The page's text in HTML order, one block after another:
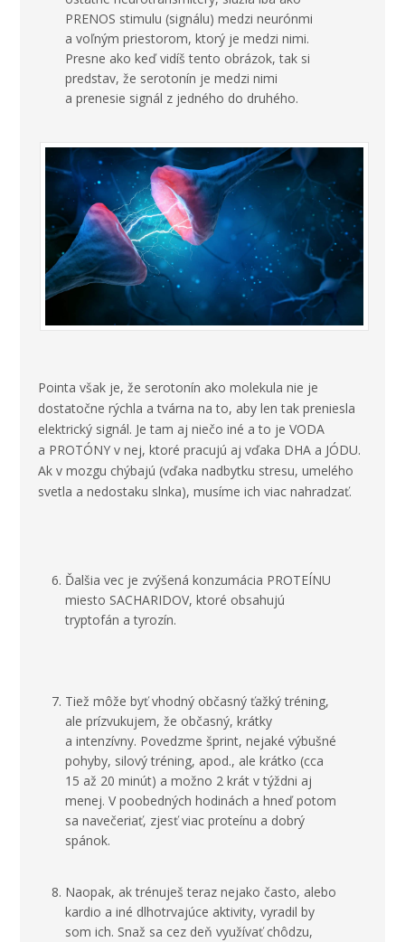
PRENOS stimulu (signálu) medzi neurónmi
a voľným priestorom, ktorý je medzi nimi.
Presne ako keď vidíš tento obrázok, tak si
predstav, že serotonín je medzi nimi
a prenesie signál z jedného do druhého.
Pointa však je, že serotonín ako molekula nie je
dostatočne rýchla a tvárna na to, aby len tak preniesla
elektrický signál. Je tam aj niečo iné a to je VODA
a PROTÓNY v nej, ktoré pracujú aj vďaka DHA a JÓDU.
Ak v mozgu chýbajú (vďaka nadbytku stresu, umelého
svetla a nedostaku slnka), musíme ich viac nahradzať.
Ďalšia vec je zvýšená konzumácia PROTEÍNU
miesto SACHARIDOV, ktoré obsahujú
tryptofán a tyrozín.
Tiež môže byť vhodný občasný ťažký tréning,
ale prízvukujem, že občasný, krátky
a intenzívny. Povedzme šprint, nejaké výbušné
pohyby, silový tréning, apod., ale krátko (cca
15 až 20 minút) a možno 2 krát v týždni aj
menej. V poobedných hodinách a hneď potom
sa navečeriať, zjesť viac proteínu a dobrý
spánok.
Naopak, ak trénuješ teraz nejako často, alebo
kardio a iné dlhotrvajúce aktivity, vyradil by
som ich. Snaž sa cez deň využívať chôdzu,